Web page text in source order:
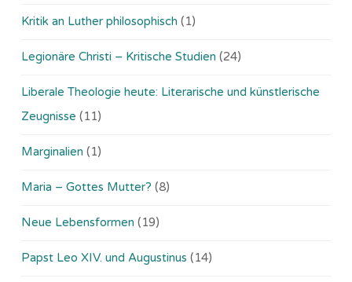
Kritik an Luther philosophisch (1)
Legionäre Christi – Kritische Studien (24)
Liberale Theologie heute: Literarische und künstlerische
Zeugnisse (11)
Marginalien (1)
Maria – Gottes Mutter? (8)
Neue Lebensformen (19)
Papst Leo XIV. und Augustinus (14)